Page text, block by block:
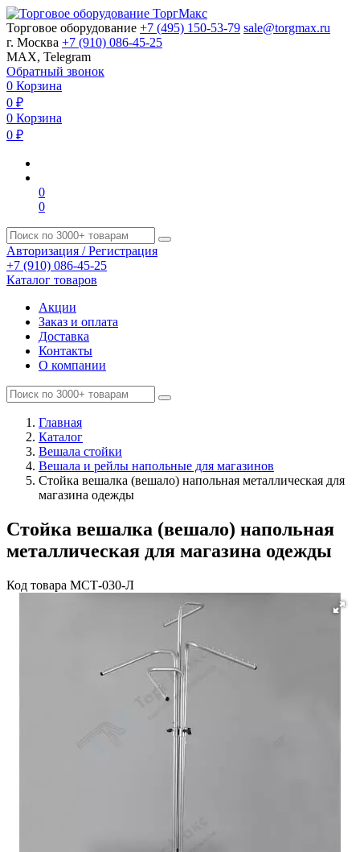
Торговое оборудование +7 (495) 150-53-79 sale@torgmax.ru
г. Москва +7 (910) 086-45-25
MAX, Telegram
Обратный звонок
0 Корзина
0 ₽
0 Корзина
0 ₽
0
0
Авторизация / Регистрация
+7 (910) 086-45-25
Каталог товаров
Акции
Заказ и оплата
Доставка
Контакты
О компании
Главная
Каталог
Вешала стойки
Вешала и рейлы напольные для магазинов
Стойка вешалка (вешало) напольная металлическая для
магазина одежды
Стойка вешалка (вешало) напольная
металлическая для магазина одежды
Код товара MСТ-030-Л